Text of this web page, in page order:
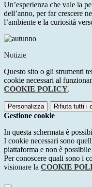
Un’esperienza che vale la
dell’anno, per far crescere
l’ambiente e la curiosità
Notizie
Questo sito o gli strumenti
cookie necessari al
COOKIE POLICY.
Personalizza Rifiuta tutti i
Gestione cookie
In questa schermata è
I cookie necessari sono
piattaforma e non è
Per conoscere quali sono i
visionare la COOKIE